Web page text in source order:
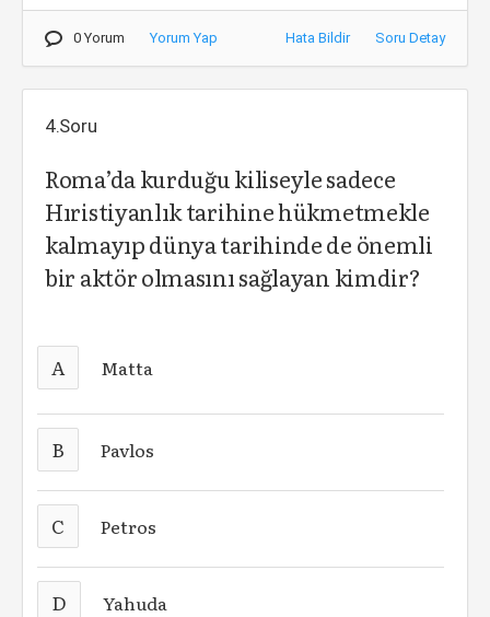
0 Yorum Yorum Yap Hata Bildir Soru Detay
4.Soru
Roma’da kurduğu kiliseyle sadece
Hıristiyanlık tarihine hükmetmekle
kalmayıp dünya tarihinde de önemli
bir aktör olmasını sağlayan kimdir?
A Matta
B Pavlos
C Petros
D Yahuda